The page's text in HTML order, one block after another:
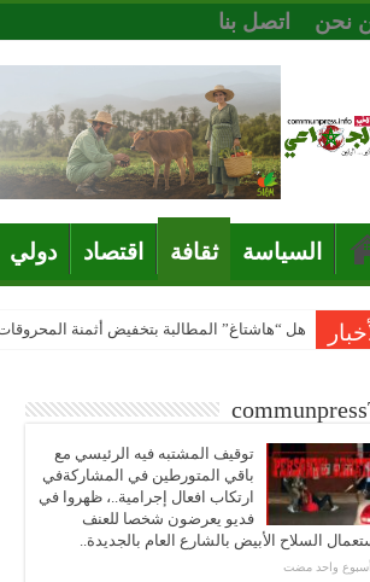
نحن اتصل بنا
السياسة ثقافة اقتصاد دولي
هل “هاشتاغ” المطالبة بتخفيض أثمنة
توقيف المشتبه فيه الرئيسي مع
باقي المتورطين في المشاركةفي
ارتكاب افعال إجرامية..، ظهروا في
فديو يعرضون شخصا للعنف
السلاح الأبيض بالشارع العام بالجديدة..
‏أسبوع واحد مضت